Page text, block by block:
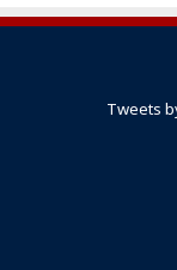
Tweets